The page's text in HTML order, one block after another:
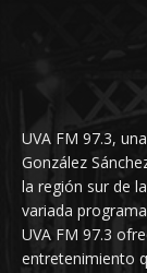
UVA FM 97.3,
González
la región sur de
variada
UVA FM 97.3
entretenimiento